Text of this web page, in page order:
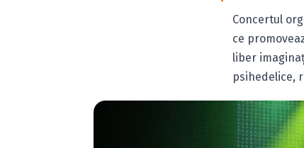
Concertul
ce
liber
psihedelice,